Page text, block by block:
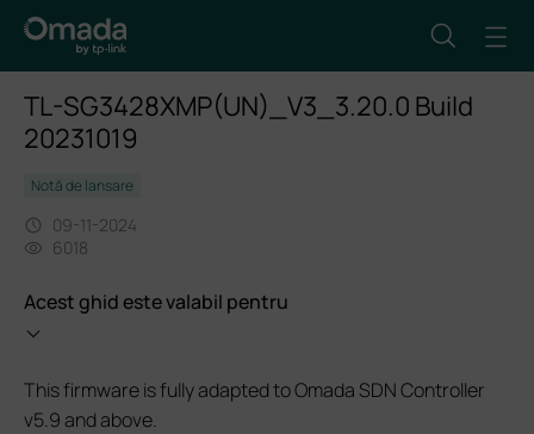
TL-SG3428XMP(UN)_V3_3.20.0 Build
20231019
Notă de lansare
09-11-2024
6018
Acest ghid este valabil pentru
This firmware is fully adapted to Omada SDN Controller
v5.9 and above.